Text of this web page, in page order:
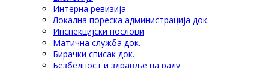
Интерна ревизија
Локална пореска администрација док.
Инспекцијски послови
Матична служба док.
Бирачки списак док.
Безбедност и здравље на раду